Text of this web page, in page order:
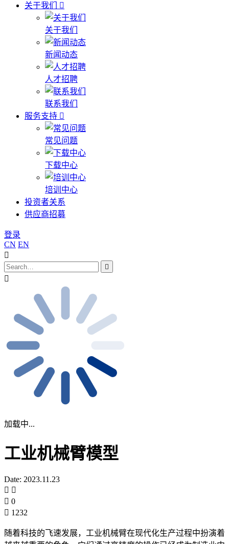
关于我们
关于我们
新闻动态
人才招聘
联系我们
服务支持
常见问题
下载中心
培训中心
投资者关系
供应商招募
登录
CN EN
加载中...
工业机械臂模型
Date: 2023.11.23
0
1232
随着科技的飞速发展，工业机械臂在现代化生产过程中扮演着